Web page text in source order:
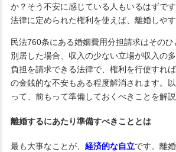
か？そう不安に感じている人もいるはずです
法律に定められた権利を使えば、離婚しやす
民法760条にある婚姻費用分担請求はその
別居した場合、収入の少ない立場が収入の
負担を請求できる法律で、権利を行使すれ
の金銭的な不安もある程度解消されます。
って、前もって準備しておくべきことを解説
離婚するにあたり準備すべきこととは
最も大事なことが、 経済的な自立です。離